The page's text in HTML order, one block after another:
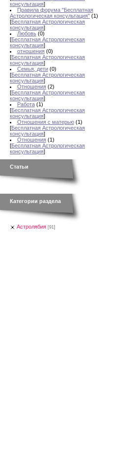
консультация]
Правила форума "Бесплатная
Астрологическая консультация" (1)
[Бесплатная Астрологическая
консультация]
Любовь (0)
[Бесплатная Астрологическая
консультация]
отношения (0)
[Бесплатная Астрологическая
консультация]
Семья, дети (0)
[Бесплатная Астрологическая
консультация]
Отношения (2)
[Бесплатная Астрологическая
консультация]
Работа (1)
[Бесплатная Астрологическая
консультация]
Отношения с матерью (1)
[Бесплатная Астрологическая
консультация]
Отношения (1)
[Бесплатная Астрологическая
консультация]
Статьи
Категории раздела
Астролябия [91]